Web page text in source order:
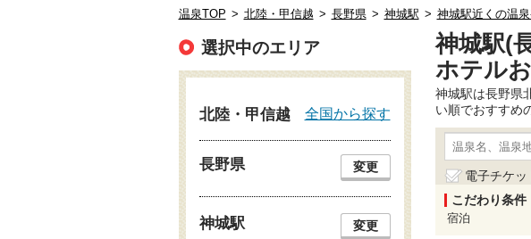
温泉TOP > 北陸・甲信越 > 長野県 > 神城駅 > 神城駅近くの温
神城駅(
ホテル
神城駅は長野県
い順でおすすめ
電子チケッ
こだわり条件
宿泊
選択中のエリア
北陸・甲信越 全国から探す
長野県 変更
神城駅 変更